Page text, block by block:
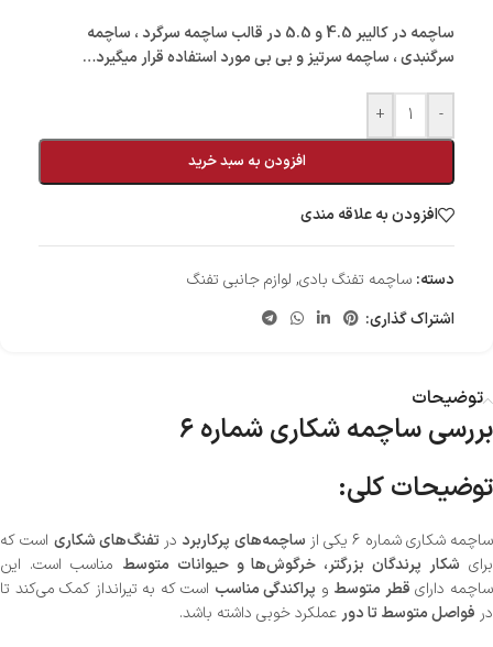
ساچمه
در کالیبر 4.5 و 5.5 در قالب ساچمه سرگرد ، ساچمه
سرگنبدی ، ساچمه سرتیز و بی بی مورد استفاده قرار میگیرد…
-
+
افزودن به سبد خرید
افزودن به علاقه مندی
دسته: ساچمه تفنگ بادی, لوازم جانبی تفنگ
اشتراک گذاری:
توضیحات
بررسی ساچمه شکاری شماره ۶
توضیحات کلی:
ساچمه شکاری شماره ۶ یکی از ساچمه‌های پرکاربرد درتفنگ‌های شکاری است که
برای شکار پرندگان بزرگتر، خرگوش‌ها و حیوانات متوسط مناسب است. این
ساچمه دارای قطر متوسط و پراکندگی مناسب است که به تیرانداز کمک می‌کند تا
در فواصل متوسط تا دور عملکرد خوبی داشته باشد.